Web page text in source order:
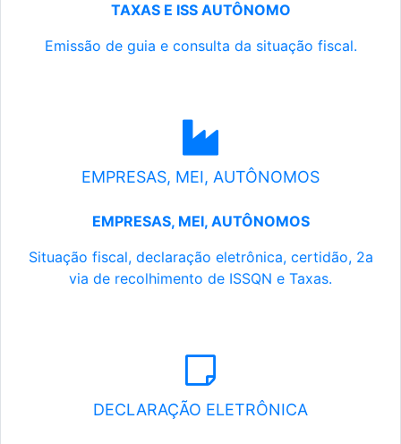
TAXAS E ISS AUTÔNOMO
Emissão de guia e consulta da situação fiscal.
EMPRESAS, MEI, AUTÔNOMOS
EMPRESAS, MEI, AUTÔNOMOS
Situação fiscal, declaração eletrônica, certidão, 2a
via de recolhimento de ISSQN e Taxas.
DECLARAÇÃO ELETRÔNICA